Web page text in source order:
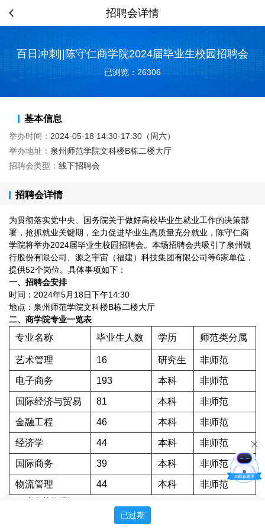
招聘会详情
百日冲刺||陈守仁商学院2024届毕业生校园招聘会
已浏览：26306
基本信息
举办时间： 2024-05-18 14:30-17:30（周六）
举办地址： 泉州师范学院文科楼B栋二楼大厅
招聘会类型： 线下招聘会
招聘会详情
为贯彻落实党中央、国务院关于做好高校毕业生就业工作的决策部
署，抢抓就业关键期，全力促进毕业生高质量充分就业，陈守仁商
学院将举办2024届毕业生校园招聘会。本场招聘会共吸引了泉州银
行股份有限公司、源之宇宙（福建）科技集团有限公司等6家单位，
提供52个岗位。具体事项如下：
一、招聘会安排
时间：2024年5月18日下午14:30
地点：泉州师范学院文科楼B栋二楼大厅
二、商学院专业一览表
专业名称 毕业生人数 学历 师范类分属
艺术管理 16 研究生 非师范
电子商务 193 本科 非师范
国际经济与贸易 81 本科 非师范
金融工程 46 本科 非师范
经济学 44 本科 非师范
国际商务 39 本科 非师范
物流管理 44 本科 非师范
商学院5月18日招聘会岗位表汇总.xlsx
若还有企业有参会意向，请于5月17日17:00前联系吴老师（155059
已过期